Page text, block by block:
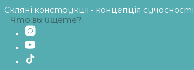
Скляні конструкції - концепція сучасності
Что вы ищете?